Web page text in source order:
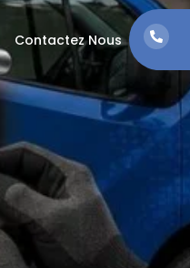
Contactez Nous